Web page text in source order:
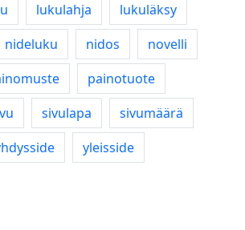
lukulahja
lukuläksy
nideluku nidos
novelli
painotuote
sivulapa
sivumäärä
yleisside